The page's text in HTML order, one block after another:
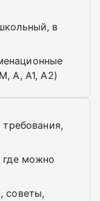
в
A, A1, A2)
где можно
советы,